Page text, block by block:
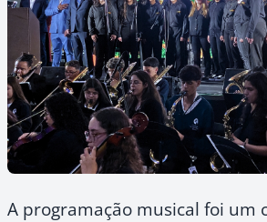
A programação musical foi um